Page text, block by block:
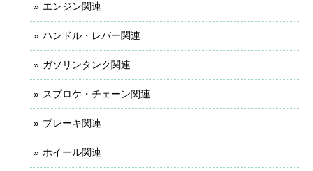
エンジン関連
ハンドル・レバー関連
ガソリンタンク関連
スプロケ・チェーン関連
ブレーキ関連
ホイール関連